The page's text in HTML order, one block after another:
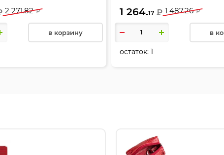
2 271.82 ₽
в корзину
1 264.17 ₽ 1 487.26 ₽
в
остаток: 1